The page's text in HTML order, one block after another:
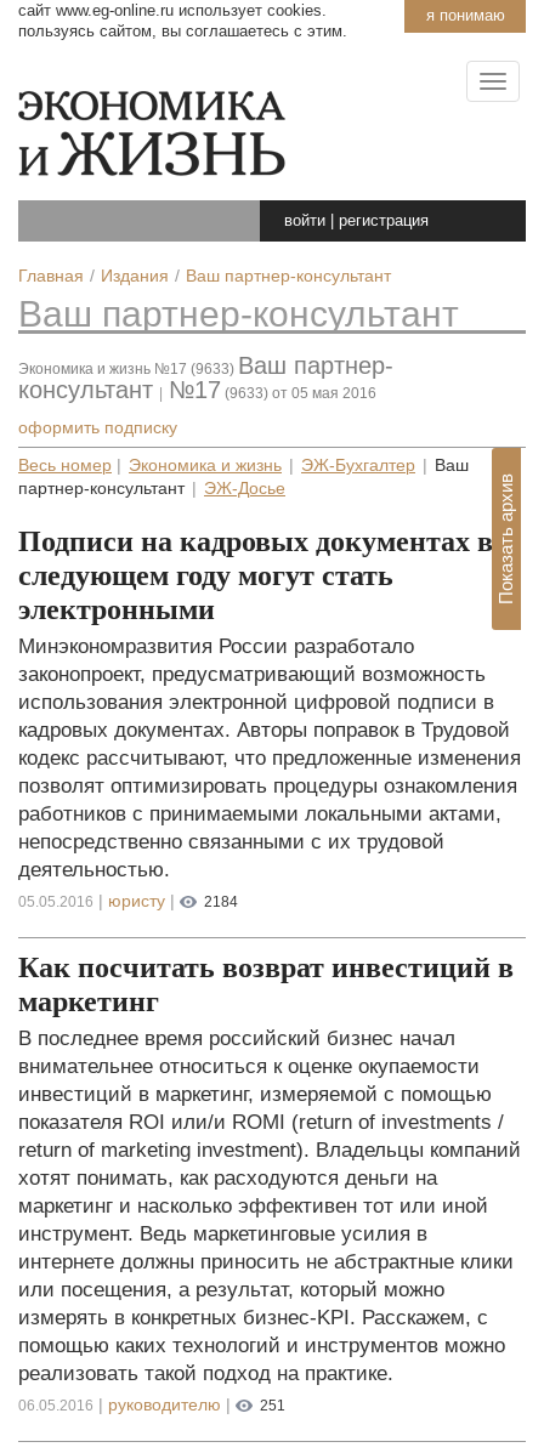
я понимаю
сайт www.eg-online.ru использует cookies.
пользуясь сайтом, вы соглашаетесь с этим.
войти регистрация
Главная Издания Ваш партнер-консультант
Ваш партнер-консультант
Экономика и жизнь №17 (9633) Ваш партнер-
консультант
№17 (9633) от 05 мая 2016
оформить подписку
Весь номер Экономика и жизнь ЭЖ-Бухгалтер
Ваш
партнер-консультант
ЭЖ-Досье Показать архив
Подписи на кадровых документах в
следующем году могут стать
электронными
Минэкономразвития России разработало
законопроект, предусматривающий возможность
использования электронной цифровой подписи в
кадровых документах. Авторы поправок в Трудовой
кодекс рассчитывают, что предложенные изменения
позволят оптимизировать процедуры ознакомления
работников с принимаемыми локальными актами,
непосредственно связанными с их трудовой
деятельностью.
05.05.2016 | юристу | 2184
Как посчитать возврат инвестиций в
маркетинг
В последнее время российский бизнес начал
внимательнее относиться к оценке окупаемости
инвестиций в маркетинг, измеряемой с помощью
показателя ROI или/и ROMI (return of investments /
return of marketing investment). Владельцы компаний
хотят понимать, как расходуются деньги на
маркетинг и насколько эффективен тот или иной
инструмент. Ведь маркетинговые усилия в
интернете должны приносить не абстрактные клики
или посещения, а результат, который можно
измерять в конкретных бизнес-KPI. Расскажем, с
помощью каких технологий и инструментов можно
реализовать такой подход на практике.
06.05.2016 | руководителю | 251